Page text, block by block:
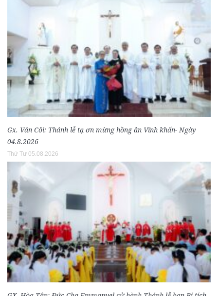
Gx. Văn Côi: Thánh lễ tạ ơn mừng hồng ân Vĩnh khấn- Ngày
04.8.2026
Thứ Tư 05.08.2026